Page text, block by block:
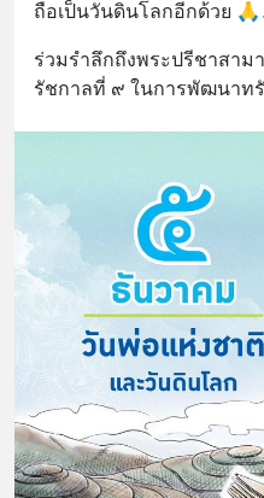
ถือเป็นวันดินโลกอีกด้วย
ร่วมรำลึกถึงพระปรีชาสาม
รัชกาลที่ ๙ ในการพัฒนาท